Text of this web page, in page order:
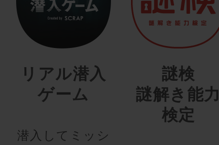
リアル潜入
ゲーム
潜入してミッシ
謎検
謎解き能
検定